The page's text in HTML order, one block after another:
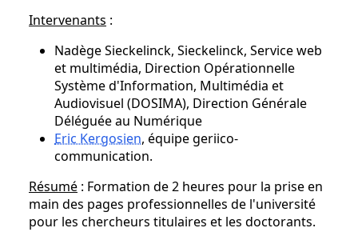
Intervenants :
Nadège Sieckelinck, Sieckelinck, Service web
et multimédia, Direction Opérationnelle
Système d'Information, Multimédia et
Audiovisuel (DOSIMA), Direction Générale
Déléguée au Numérique
Eric Kergosien, équipe geriico-
communication.
Résumé : Formation de 2 heures pour la prise en
main des pages professionnelles de l'université
pour les chercheurs titulaires et les doctorants.